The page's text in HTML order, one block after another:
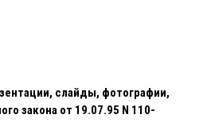
слайды, фотографии,
закона от 19.07.95 N 110-